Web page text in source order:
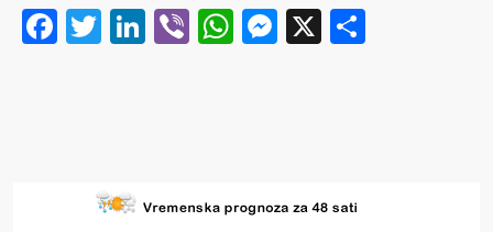
Facebook
Twitter
LinkedIn
ViberWhatsApp
Messenger
X